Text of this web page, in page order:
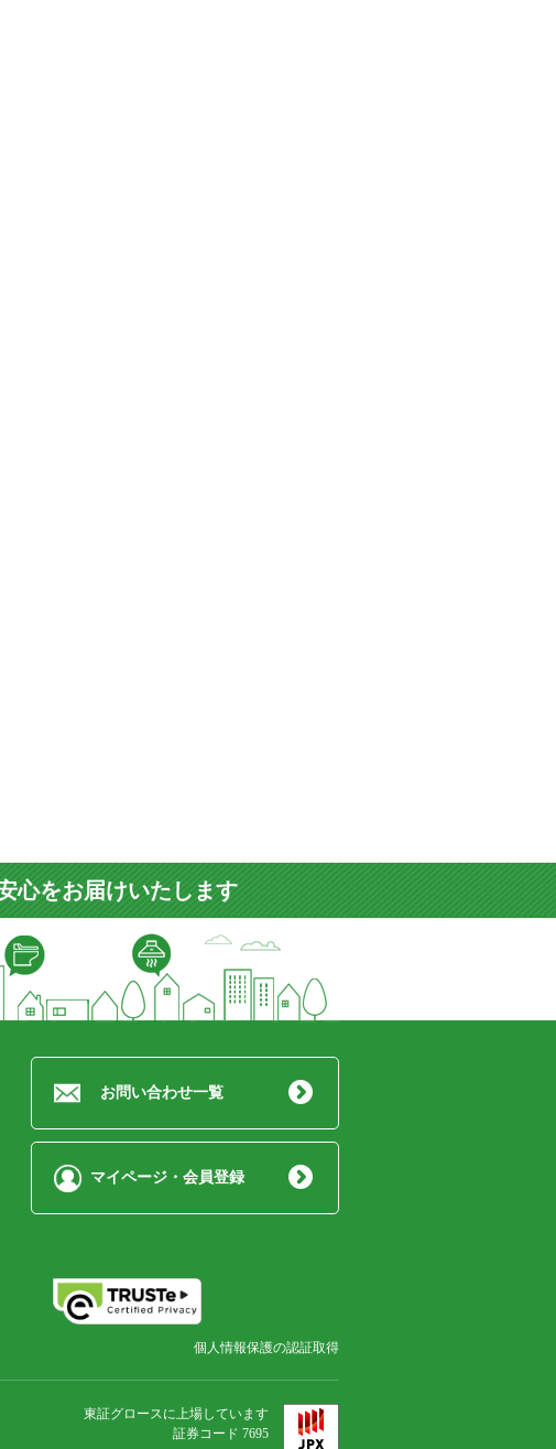
心をお届けいたします
お問い合わせ一覧
マイページ・会員登録
個人情報保護の認証取得
東証グロースに上場しています
証券コード 7695